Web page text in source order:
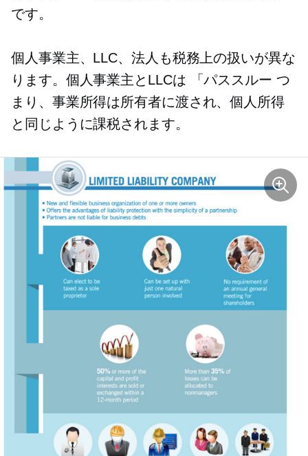
です。
個人事業主、LLC、法人も税務上の扱いが異な
ります。個人事業主とLLCは
「パススルー つ
まり、事業所得は所有者に渡され、個人所得
と同じように課税されます。